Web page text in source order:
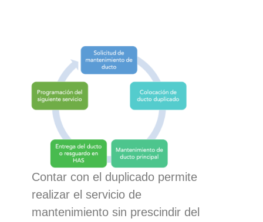
Contar con el duplicado permite
realizar el servicio de
mantenimiento sin prescindir del